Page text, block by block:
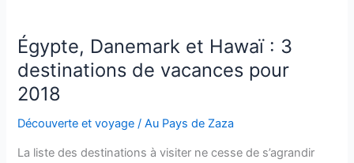
faire
en
deux
semaines
Égypte, Danemark et Hawaï : 3
destinations de vacances pour
2018
Découverte et voyage /Au Pays de Zaza
La liste des destinations à visiter ne cesse de s’agrandir